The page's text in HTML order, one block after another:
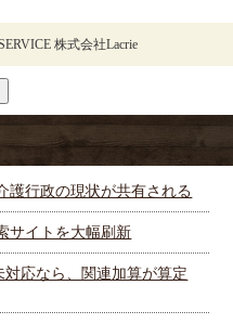
株式会社Lacrie
護行政の現状が共有される
サイトを大幅刷新
対応なら、関連加算が算定